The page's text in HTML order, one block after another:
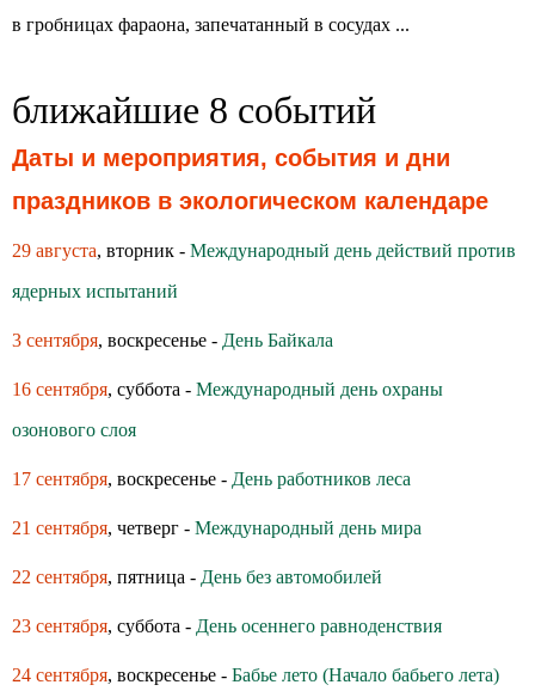
в гробницах фараона, запечатанный в сосудах ...
ближайшие 8 событий
Даты и мероприятия, события и дни
праздников в экологическом календаре
29 августа, вторник - Международный день действий против
ядерных испытаний
3 сентября, воскресенье - День Байкала
16 сентября, суббота - Международный день охраны
озонового слоя
17 сентября, воскресенье - День работников леса
21 сентября, четверг - Международный день мира
22 сентября, пятница - День без автомобилей
23 сентября, суббота - День осеннего равноденствия
24 сентября, воскресенье - Бабье лето (Начало бабьего лета)